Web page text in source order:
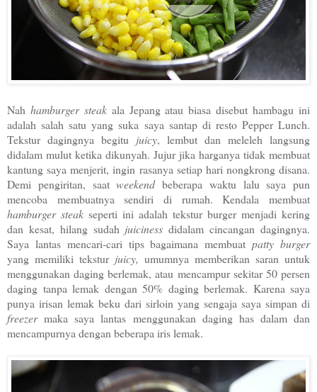
Nah hamburger steakala Jepang atau biasa disebut hambagu ini
adalah salah satu yang suka saya santap di resto Pepper Lunch.
Tekstur dagingnya begitu juicy, lembut dan meleleh langsung
didalam mulut ketika dikunyah. Jujur jika harganya tidak membuat
kantung saya menjerit, ingin rasanya setiap hari nongkrong disana.
Demi pengiritan, saatweekendbeberapa waktu lalu saya pun
mencoba membuatnya sendiri di rumah. Kendala membuat
hamburger steak seperti ini adalah tekstur burger menjadi kering
dan kesat, hilang sudah juiciness didalam cincangan dagingnya.
Saya lantas mencari-cari tips bagaimana membuatpatty burger
yang memiliki tekstur juicy, umumnya memberikan saran untuk
menggunakan daging berlemak, atau mencampur sekitar 50 persen
daging tanpa lemak dengan 50% daging berlemak. Karena saya
punya irisan lemak beku dari sirloin yang sengaja saya simpan di
freezermaka saya lantas menggunakan daging has dalam dan
mencampurnya dengan beberapa iris lemak.